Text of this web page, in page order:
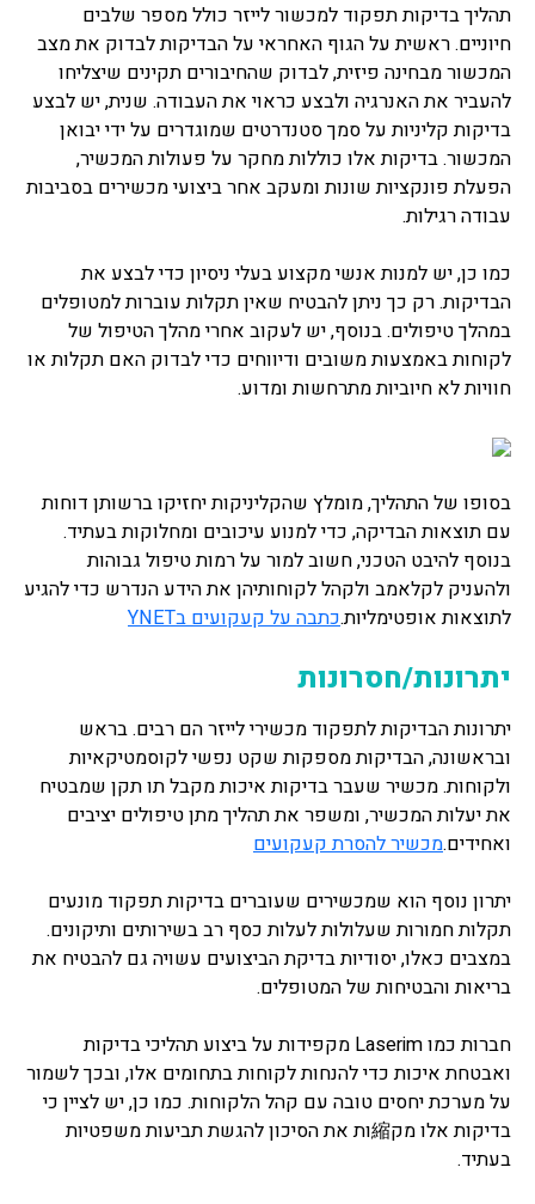
תהליך בדיקות תפקוד למכשור לייזר כולל מספר שלבים
חיוניים. ראשית על הגוף האחראי על הבדיקות לבדוק את מצב
המכשור מבחינה פיזית, לבדוק שהחיבורים תקינים שיצליחו
להעביר את האנרגיה ולבצע כראוי את העבודה. שנית, יש לבצע
בדיקות קליניות על סמך סטנדרטים שמוגדרים על ידי יבואן
המכשור. בדיקות אלו כוללות מחקר על פעולות המכשיר,
הפעלת פונקציות שונות ומעקב אחר ביצועי מכשירים בסביבות
עבודה רגילות.
כמו כן, יש למנות אנשי מקצוע בעלי ניסיון כדי לבצע את
הבדיקות. רק כך ניתן להבטיח שאין תקלות עוברות למטופלים
במהלך טיפולים. בנוסף, יש לעקוב אחרי מהלך הטיפול של
לקוחות באמצעות משובים ודיווחים כדי לבדוק האם תקלות או
חוויות לא חיוביות מתרחשות ומדוע.
בסופו של התהליך, מומלץ שהקליניקות יחזיקו ברשותן דוחות
עם תוצאות הבדיקה, כדי למנוע עיכובים ומחלוקות בעתיד.
בנוסף להיבט הטכני, חשוב למור על רמות טיפול גבוהות
ולהעניק לקלאמב ולקהל לקוחותיהן את הידע הנדרש כדי להגיע
לתוצאות אופטימליות.כתבה על קעקועים בYNET
יתרונות/חסרונות
יתרונות הבדיקות לתפקוד מכשירי לייזר הם רבים. בראש
ובראשונה, הבדיקות מספקות שקט נפשי לקוסמטיקאיות
ולקוחות. מכשיר שעבר בדיקות איכות מקבל תו תקן שמבטיח
את יעלות המכשיר, ומשפר את תהליך מתן טיפולים יציבים
ואחידים.מכשיר להסרת קעקועים
יתרון נוסף הוא שמכשירים שעוברים בדיקות תפקוד מונעים
תקלות חמורות שעלולות לעלות כסף רב בשירותים ותיקונים.
במצבים כאלו, יסודיות בדיקת הביצועים עשויה גם להבטיח את
בריאות והבטיחות של המטופלים.
חברות כמו Laserim מקפידות על ביצוע תהליכי בדיקות
ואבטחת איכות כדי להנחות לקוחות בתחומים אלו, ובכך לשמור
על מערכת יחסים טובה עם קהל הלקוחות. כמו כן, יש לציין כי
בדיקות אלו מק縮ות את הסיכון להגשת תביעות משפטיות
בעתיד.